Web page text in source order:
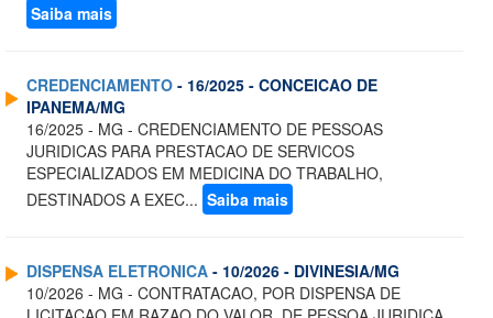
Saiba mais
CREDENCIAMENTO - 16/2025 - CONCEICAO DE
IPANEMA/MG
16/2025 - MG - CREDENCIAMENTO DE PESSOAS
JURIDICAS PARA PRESTACAO DE SERVICOS
ESPECIALIZADOS EM MEDICINA DO TRABALHO,
DESTINADOS A EXEC... Saiba mais
DISPENSA ELETRONICA - 10/2026 - DIVINESIA/MG
10/2026 - MG - CONTRATACAO, POR DISPENSA DE